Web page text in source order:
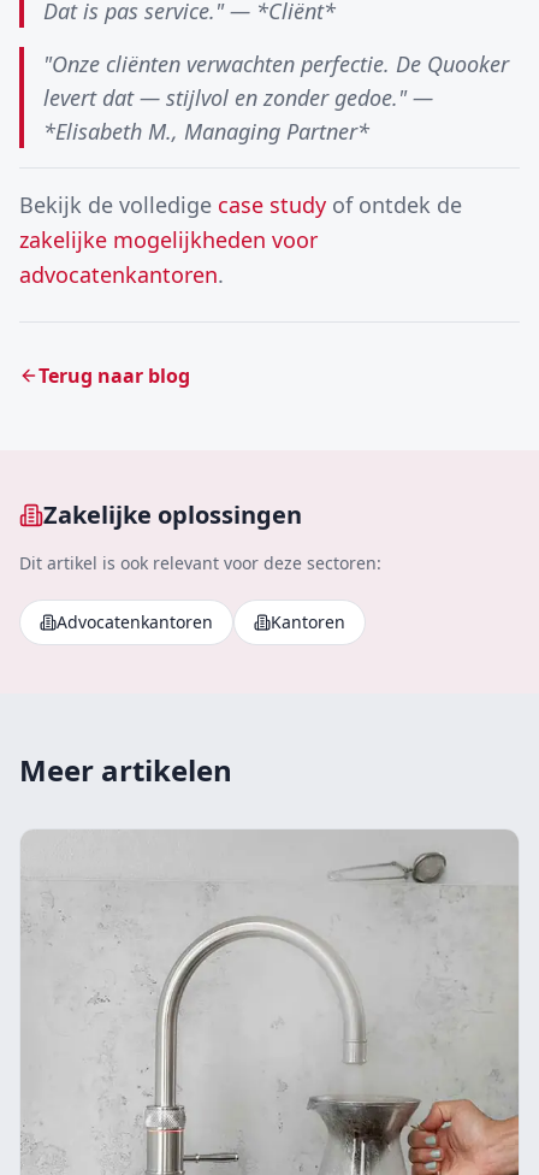
Dat is pas service." — *Cliënt*
"Onze cliënten verwachten perfectie. De Quooker
levert dat — stijlvol en zonder gedoe." —
*Elisabeth M., Managing Partner*
Bekijk de volledige case study of ontdek de
zakelijke mogelijkheden voor
advocatenkantoren.
Terug naar blog
Zakelijke oplossingen
Dit artikel is ook relevant voor deze sectoren:
Advocatenkantoren Kantoren
Meer artikelen